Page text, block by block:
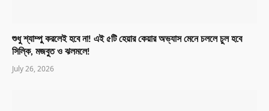
শুধু শ্যাম্পু করলেই হবে না! এই ৫টি হেয়ার কেয়ার অভ্যাস মেনে চললে চুল হবে
সিল্কি, মজবুত ও ঝলমলে!
July 26, 2026